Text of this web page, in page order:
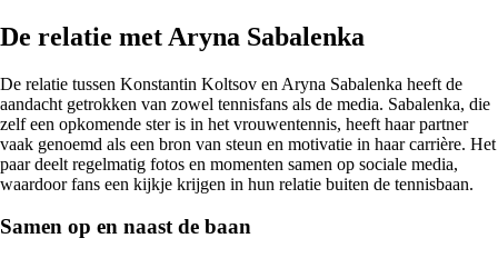
De relatie met Aryna Sabalenka
De relatie tussen Konstantin Koltsov en Aryna Sabalenka heeft de
aandacht getrokken van zowel tennisfans als de media. Sabalenka, die
zelf een opkomende ster is in het vrouwentennis, heeft haar partner
vaak genoemd als een bron van steun en motivatie in haar carrière. Het
paar deelt regelmatig fotos en momenten samen op sociale media,
waardoor fans een kijkje krijgen in hun relatie buiten de tennisbaan.
Samen op en naast de baan